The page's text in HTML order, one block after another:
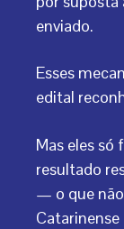
enviado.
Esses
edital
Mas eles
resultado
— o que